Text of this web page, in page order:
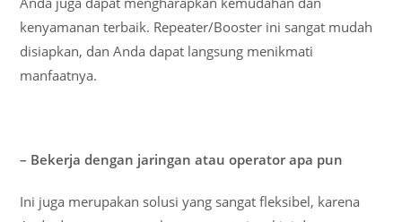
kenyamanan terbaik. Repeater/Booster ini sangat mudah
disiapkan, dan Anda dapat langsung menikmati
manfaatnya.
– Bekerja dengan jaringan atau operator apa pun
Ini juga merupakan solusi yang sangat fleksibel, karena